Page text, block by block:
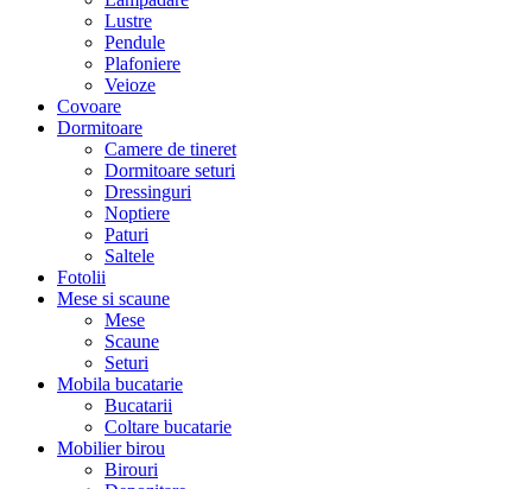
Lustre
Pendule
Plafoniere
Veioze
Covoare
Dormitoare
Camere de tineret
Dormitoare seturi
Dressinguri
Noptiere
Paturi
Saltele
Fotolii
Mese si scaune
Mese
Scaune
Seturi
Mobila bucatarie
Bucatarii
Coltare bucatarie
Mobilier birou
Birouri